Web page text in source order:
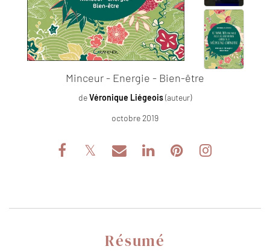
Minceur - Energie - Bien-être
deVéronique Liégeois(auteur)
octobre 2019
Résumé